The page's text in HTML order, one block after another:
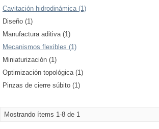
Cavitación hidrodinámica (1)
Diseño (1)
Manufactura aditiva (1)
Mecanismos flexibles (1)
Miniaturización (1)
Optimización topológica (1)
Pinzas de cierre súbito (1)
Mostrando ítems 1-8 de 1